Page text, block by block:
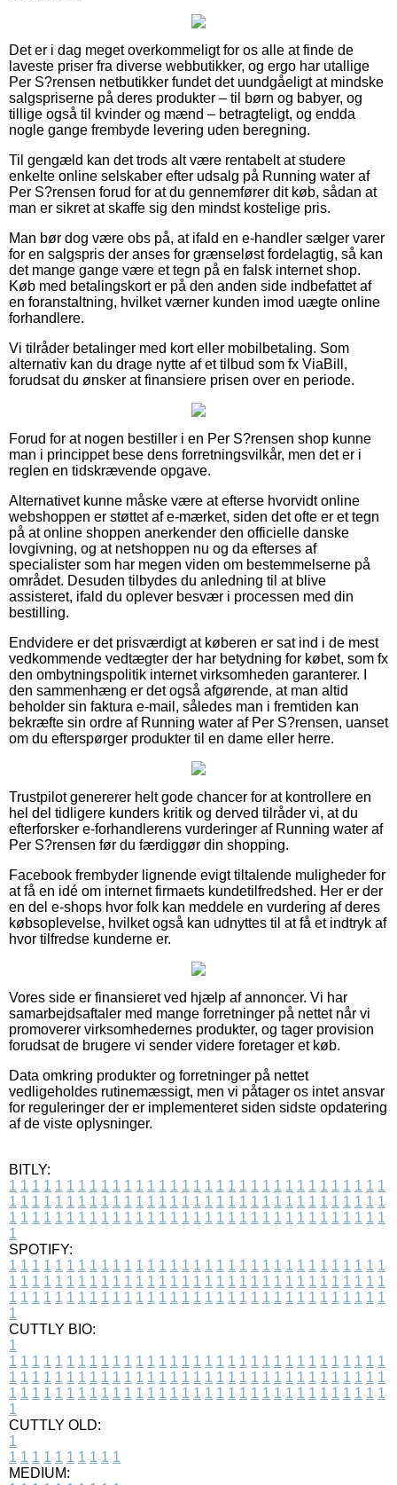
Det er i dag meget overkommeligt for os alle at finde de
laveste priser fra diverse webbutikker, og ergo har utallige
Per S?rensen netbutikker fundet det uundgåeligt at mindske
salgspriserne på deres produkter – til børn og babyer, og
tillige også til kvinder og mænd – betragteligt, og endda
nogle gange frembyde levering uden beregning.
Til gengæld kan det trods alt være rentabelt at studere
enkelte online selskaber efter udsalg på Running water af
Per S?rensen forud for at du gennemfører dit køb, sådan at
man er sikret at skaffe sig den mindst kostelige pris.
Man bør dog være obs på, at ifald en e-handler sælger varer
for en salgspris der anses for grænseløst fordelagtig, så kan
det mange gange være et tegn på en falsk internet shop.
Køb med betalingskort er på den anden side indbefattet af
en foranstaltning, hvilket værner kunden imod uægte online
forhandlere.
Vi tilråder betalinger med kort eller mobilbetaling. Som
alternativ kan du drage nytte af et tilbud som fx ViaBill,
forudsat du ønsker at finansiere prisen over en periode.
Forud for at nogen bestiller i en Per S?rensen shop kunne
man i princippet bese dens forretningsvilkår, men det er i
reglen en tidskrævende opgave.
Alternativet kunne måske være at efterse hvorvidt online
webshoppen er støttet af e-mærket, siden det ofte er et tegn
på at online shoppen anerkender den officielle danske
lovgivning, og at netshoppen nu og da efterses af
specialister som har megen viden om bestemmelserne på
området. Desuden tilbydes du anledning til at blive
assisteret, ifald du oplever besvær i processen med din
bestilling.
Endvidere er det prisværdigt at køberen er sat ind i de mest
vedkommende vedtægter der har betydning for købet, som fx
den ombytningspolitik internet virksomheden garanterer. I
den sammenhæng er det også afgørende, at man altid
beholder sin faktura e-mail, således man i fremtiden kan
bekræfte sin ordre af Running water af Per S?rensen, uanset
om du efterspørger produkter til en dame eller herre.
Trustpilot genererer helt gode chancer for at kontrollere en
hel del tidligere kunders kritik og derved tilråder vi, at du
efterforsker e-forhandlerens vurderinger af Running water af
Per S?rensen før du færdiggør din shopping.
Facebook frembyder lignende evigt tiltalende muligheder for
at få en idé om internet firmaets kundetilfredshed. Her er der
en del e-shops hvor folk kan meddele en vurdering af deres
købsoplevelse, hvilket også kan udnyttes til at få et indtryk af
hvor tilfredse kunderne er.
Vores side er finansieret ved hjælp af annoncer. Vi har
samarbejdsaftaler med mange forretninger på nettet når vi
promoverer virksomhedernes produkter, og tager provision
forudsat de brugere vi sender videre foretager et køb.
Data omkring produkter og forretninger på nettet
vedligeholdes rutinemæssigt, men vi påtager os intet ansvar
for reguleringer der er implementeret siden sidste opdatering
af de viste oplysninger.
BITLY:
1 1 1 1 1 1 1 1 1 1 1 1 1 1 1 1 1 1 1 1 1 1 1 1 1 1 1 1 1 1 1 1 1
1 1 1 1 1 1 1 1 1 1 1 1 1 1 1 1 1 1 1 1 1 1 1 1 1 1 1 1 1 1 1 1 1
1 1 1 1 1 1 1 1 1 1 1 1 1 1 1 1 1 1 1 1 1 1 1 1 1 1 1 1 1 1 1 1 1
1
SPOTIFY:
1 1 1 1 1 1 1 1 1 1 1 1 1 1 1 1 1 1 1 1 1 1 1 1 1 1 1 1 1 1 1 1 1
1 1 1 1 1 1 1 1 1 1 1 1 1 1 1 1 1 1 1 1 1 1 1 1 1 1 1 1 1 1 1 1 1
1 1 1 1 1 1 1 1 1 1 1 1 1 1 1 1 1 1 1 1 1 1 1 1 1 1 1 1 1 1 1 1 1
1
CUTTLY BIO:
1
1 1 1 1 1 1 1 1 1 1 1 1 1 1 1 1 1 1 1 1 1 1 1 1 1 1 1 1 1 1 1 1 1
1 1 1 1 1 1 1 1 1 1 1 1 1 1 1 1 1 1 1 1 1 1 1 1 1 1 1 1 1 1 1 1 1
1 1 1 1 1 1 1 1 1 1 1 1 1 1 1 1 1 1 1 1 1 1 1 1 1 1 1 1 1 1 1 1 1
1
CUTTLY OLD:
1
1 1 1 1 1 1 1 1 1 1
MEDIUM: